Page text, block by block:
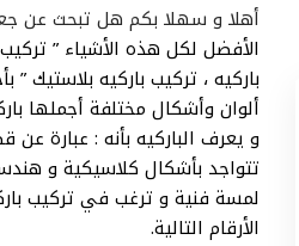
أهلا و سهلا بكم هل تبحث عن
الأفضل لكل هذه الأشياء ” تركيب
باركيه ، تركيب باركيه بلاستيك
ألوان وأشكال مختلفة أجملها
و يعرف الباركيه بأنه : عبارة
تتواجد بأشكال كلاسيكية و
لمسة فنية و ترغب في تركيب
الأرقام التالية.